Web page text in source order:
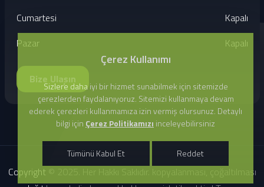
Cumartesi
Kapalı
Pazar
Kapalı
Bize Ulaşın
Copyright © 2025. Her Hakkı Saklıdır. kopyalanması, çoğaltılması
Çerez Kullanımı
Sizlere daha iyi bir hizmet sunabilmek için sitemizde
çerezlerden faydalanıyoruz. Sitemizi kullanmaya devam
ederek çerezleri kullanmamıza izin vermiş olursunuz. Detaylı
bilgi için Çerez Politikamızı inceleyebilirsiniz
Tümünü Kabul Et Reddet